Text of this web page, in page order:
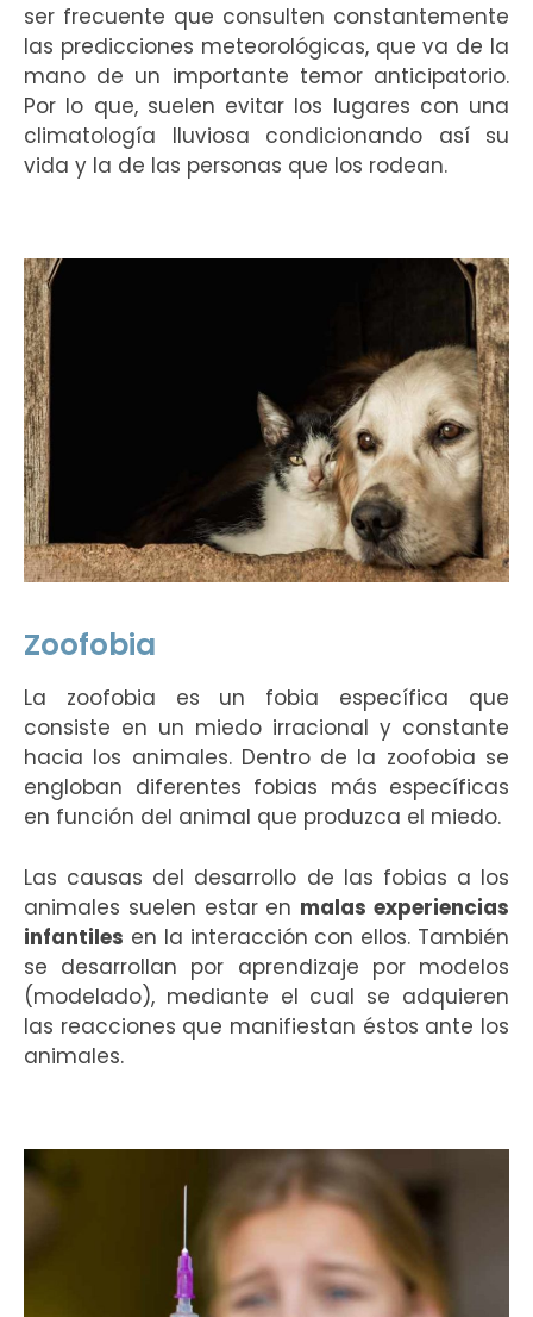
ser frecuente que consulten constantemente
las predicciones meteorológicas, que va de la
mano de un importante temor anticipatorio.
Por lo que, suelen evitar los lugares con una
climatología lluviosa condicionando así su
vida y la de las personas que los rodean.
Zoofobia
La zoofobia es un fobia específica que
consiste en un miedo irracional y constante
hacia los animales. Dentro de la zoofobia se
engloban diferentes fobias más específicas
en función del animal que produzca el miedo.
Las causas del desarrollo de las fobias a los
animales suelen estar en malas experiencias
infantiles en la interacción con ellos. También
se desarrollan por aprendizaje por modelos
(modelado), mediante el cual se adquieren
las reacciones que manifiestan éstos ante los
animales.